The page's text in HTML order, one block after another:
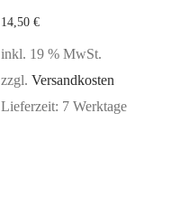
14,50 €
inkl. 19 % MwSt.
zzgl. Versandkosten
Lieferzeit: 7 Werktage